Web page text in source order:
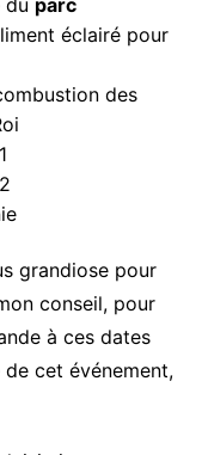
du parc
éclairé pour
des
grandiose pour
conseil, pour
à ces dates
cet événement,